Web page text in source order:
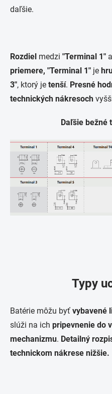
daľšie.
Rozdiel medzi "Terminal 1" a
priemere, "Terminal 1" je
3", ktorý je tenší. Presné
technických nákresoch
Daľšie bežné
Typy
Batérie môžu byť vybavené
slúži na ich pripevnenie do
mechanizmu. Detailný
technickom nákrese nižšie.